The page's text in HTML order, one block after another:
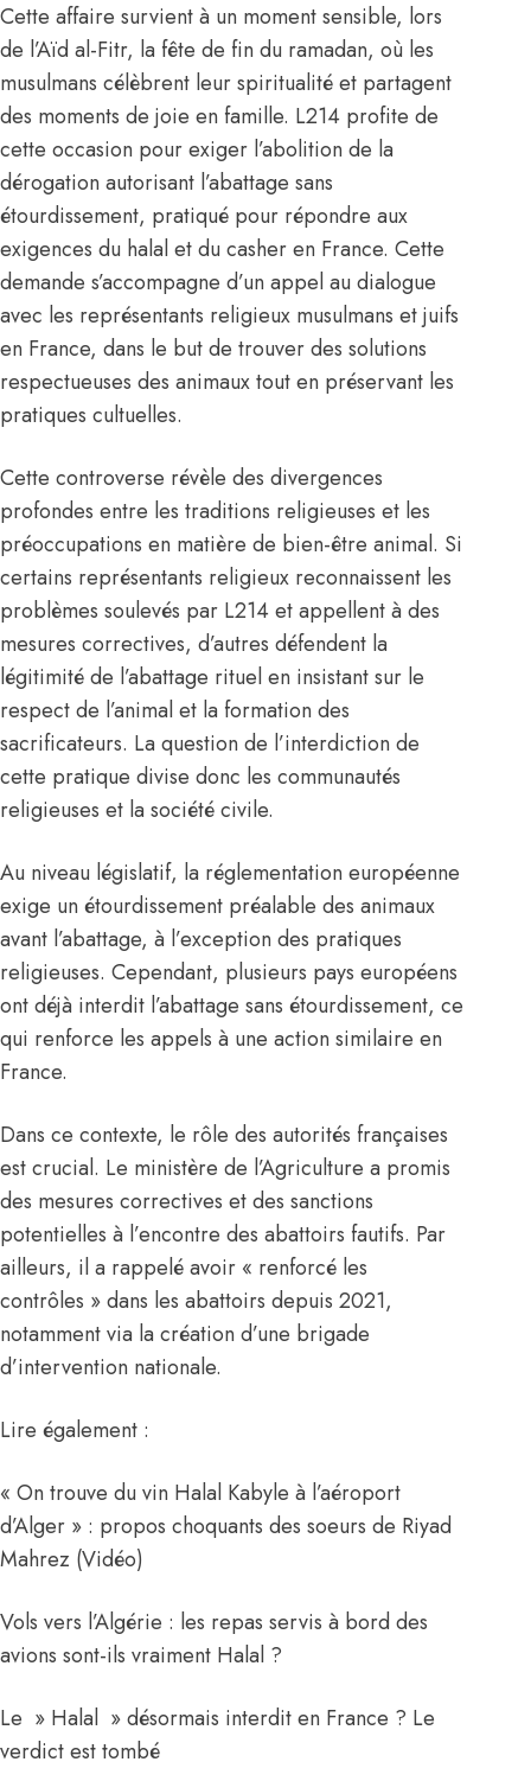
Cette affaire survient à un moment sensible, lors
de l’Aïd al-Fitr, la fête de fin du ramadan, où les
musulmans célèbrent leur spiritualité et partagent
des moments de joie en famille. L214 profite de
cette occasion pour exiger l’abolition de la
dérogation autorisant l’abattage sans
étourdissement, pratiqué pour répondre aux
exigences du halal et du casher en France. Cette
demande s’accompagne d’un appel au dialogue
avec les représentants religieux musulmans et juifs
en France, dans le but de trouver des solutions
respectueuses des animaux tout en préservant les
pratiques cultuelles.
Cette controverse révèle des divergences
profondes entre les traditions religieuses et les
préoccupations en matière de bien-être animal. Si
certains représentants religieux reconnaissent les
problèmes soulevés par L214 et appellent à des
mesures correctives, d’autres défendent la
légitimité de l’abattage rituel en insistant sur le
respect de l’animal et la formation des
sacrificateurs. La question de l’interdiction de
cette pratique divise donc les communautés
religieuses et la société civile.
Au niveau législatif, la réglementation européenne
exige un étourdissement préalable des animaux
avant l’abattage, à l’exception des pratiques
religieuses. Cependant, plusieurs pays européens
ont déjà interdit l’abattage sans étourdissement, ce
qui renforce les appels à une action similaire en
France.
Dans ce contexte, le rôle des autorités françaises
est crucial. Le ministère de l’Agriculture a promis
des mesures correctives et des sanctions
potentielles à l’encontre des abattoirs fautifs. Par
ailleurs, il a rappelé avoir « renforcé les
contrôles » dans les abattoirs depuis 2021,
notamment via la création d’une brigade
d’intervention nationale.
Lire également :
« On trouve du vin Halal Kabyle à l’aéroport
d’Alger » : propos choquants des soeurs de Riyad
Mahrez (Vidéo)
Vols vers l’Algérie : les repas servis à bord des
avions sont-ils vraiment Halal ?
Le » Halal » désormais interdit en France ? Le
verdict est tombé